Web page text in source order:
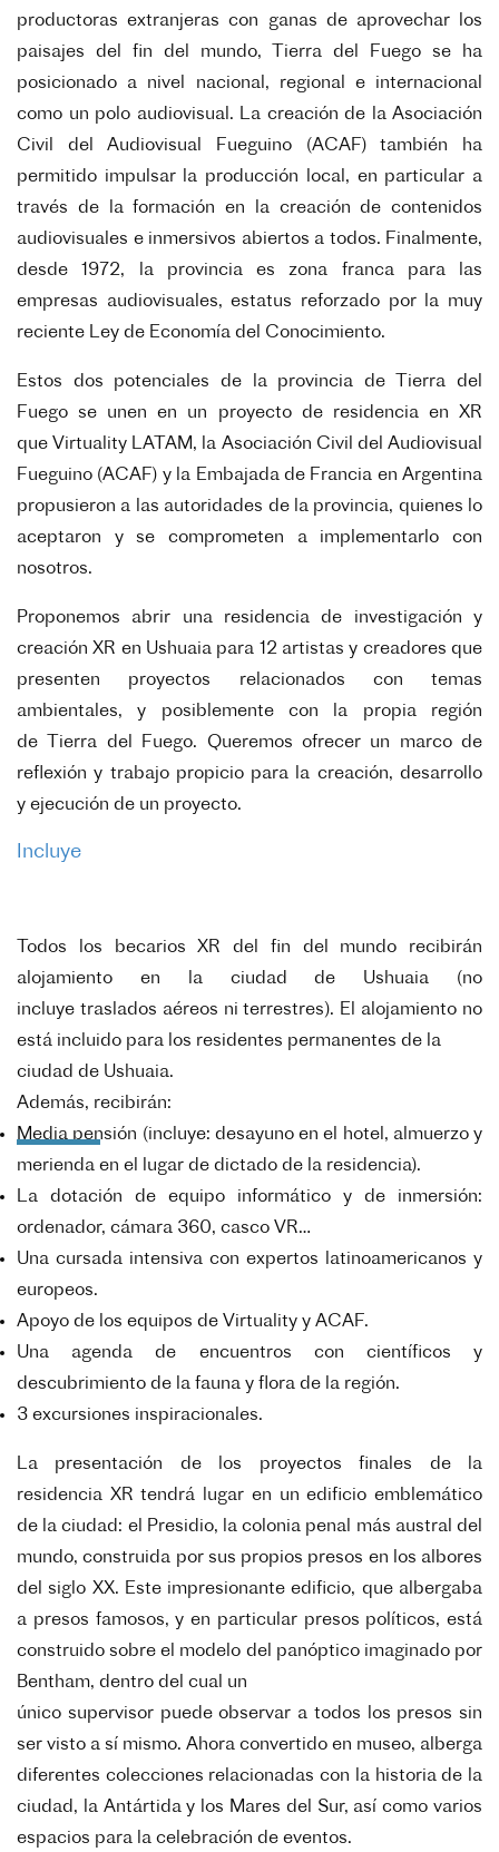
productorasextranjeras con ganas de aprovechar los
paisajes del fin del mundo, Tierra del Fuego se ha
posicionado a nivel nacional, regional e internacional
como un polo audiovisual. La creación de la Asociación
Civil delAudiovisual Fueguino (ACAF) también ha
permitido impulsar la producción local, en particular a
través de
la formación en la creación de contenidos
audiovisuales e inmersivos abiertos a todos. Finalmente,
desde1972, la provincia es zona franca para las
empresas audiovisuales, estatus reforzado por la muy
reciente Ley de Economía del Conocimiento.
Estos dos potenciales de la provincia de Tierra del
Fuego se unen en un proyecto de residencia en XR
que Virtuality LATAM, la Asociación Civil del Audiovisual
Fueguino (ACAF) y la Embajada de Francia en Argentina
propusieron a las autoridades de la provincia, quienes lo
aceptaron y se comprometen a implementarlo con
nosotros.
Proponemos abrir una residencia de investigación y
creación XR en Ushuaia para 12 artistas y creadores que
presenten proyectos relacionados con temas
ambientales, y posiblemente con la propia región
de
Tierra del Fuego. Queremos ofrecer un marco de
reflexión y trabajo propicio para la creación, desarrollo
y ejecución de un proyecto.
Incluye
Todos los becarios XR del fin del mundo recibirán
alojamiento en la ciudad de Ushuaia (no
incluye traslados aéreos ni terrestres). El alojamiento no
está incluido para los residentes permanentes de la
ciudad de Ushuaia.
Además, recibirán:
Media pensión (incluye: desayuno en el hotel, almuerzo y
merienda en el lugar de dictado de la residencia).
La dotación de equipo informático y de inmersión:
ordenador, cámara 360, casco VR…
Una cursada intensiva con expertos latinoamericanos y
europeos.
Apoyo de los equipos de Virtuality y ACAF.
Una agenda de encuentros con científicos y
descubrimiento de la fauna y flora de la región.
3 excursiones inspiracionales.
La presentación de los proyectos finales de la
residencia XR tendrá lugar en un edificio emblemático
de laciudad: el Presidio, la colonia penal más austral del
mundo, construida por sus propios presos en los albores
del siglo XX. Este impresionante edificio, que albergaba
a presos famosos, y en particular presos políticos, está
construido sobre el modelo del panóptico imaginado por
Bentham, dentro del cual un
único supervisor puede observar a todos los presos sin
ser visto a sí mismo. Ahora convertido en museo, alberga
diferentes colecciones relacionadas con la historia de la
ciudad, la Antártida y los Mares del Sur, así como varios
espacios para la celebración de eventos.